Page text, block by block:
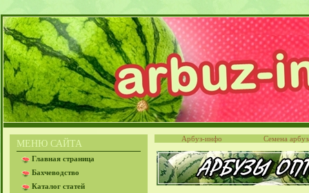
МЕНЮ САЙТА
Главная страница
Бахчеводство
Каталог статей
Арбуз-инфо Семена